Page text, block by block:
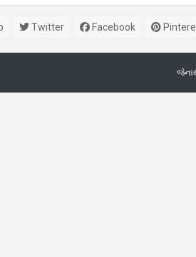
Twitter Facebook